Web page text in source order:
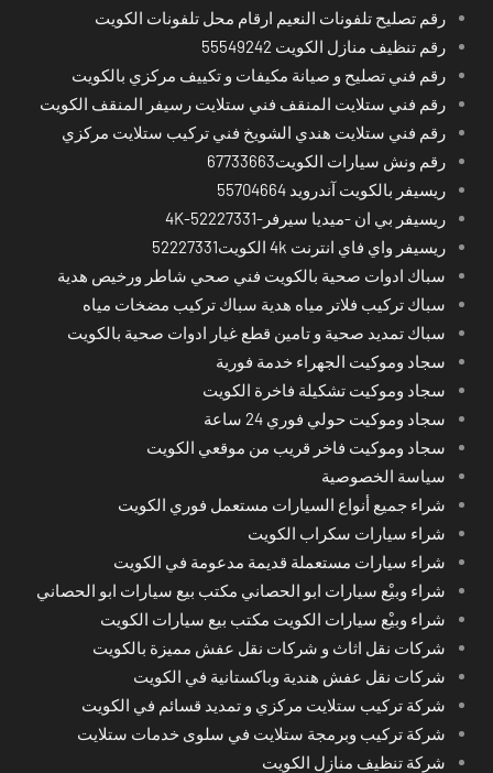
رقم تصليح تلفونات النعيم ارقام محل تلفونات الكويت
رقم تنظيف منازل الكويت 55549242
رقم فني تصليح و صيانة مكيفات و تكييف مركزي بالكويت
رقم فني ستلايت المنقف فني ستلايت رسيفر المنقف الكويت
رقم فني ستلايت هندي الشويخ فني تركيب ستلايت مركزي
رقم ونش سيارات الكويت67733663
ريسيفر بالكويت آندرويد 55704664
ريسيفر بي ان -ميديا سيرفر-4K-52227331
ريسيفر واي فاي انترنت 4k الكويت52227331
سباك ادوات صحية بالكويت فني صحي شاطر ورخيص هدية
سباك تركيب فلاتر مياه هدية سباك تركيب مضخات مياه
سباك تمديد صحية و تامين قطع غيار ادوات صحية بالكويت
سجاد وموكيت الجهراء خدمة فورية
سجاد وموكيت تشكيلة فاخرة الكويت
سجاد وموكيت حولي فوري 24 ساعة
سجاد وموكيت فاخر قريب من موقعي الكويت
سياسة الخصوصية
شراء جميع أنواع السيارات مستعمل فوري الكويت
شراء سيارات سكراب الكويت
شراء سيارات مستعملة قديمة مدعومة في الكويت
شراء وبيْع سيارات ابو الحصاني مكتب بيع سيارات ابو الحصاني
شراء وبيْع سيارات الكويت مكتب بيع سيارات الكويت
شركات نقل اثاث و شركات نقل عفش مميزة بالكويت
شركات نقل عفش هندية وباكستانية في الكويت
شركة تركيب ستلايت مركزي و تمديد قسائم في الكويت
شركة تركيب وبرمجة ستلايت في سلوى خدمات ستلايت
شركة تنظيف منازل الكويت